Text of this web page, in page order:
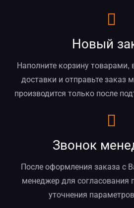
Новый
Наполните корзину товарами,
доставки и отправьте заказ
производится только после
Звонок
После оформления заказа с
менеджер для согласования
уточнения